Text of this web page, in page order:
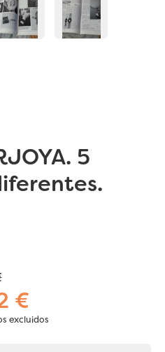
5
€
excluidos